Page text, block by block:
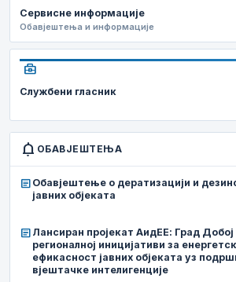
Сервисне информације
Обавјештења и информације
business_center
Службени гласник
notifications ОБАВЈЕШТЕЊА
article Обавјештење о дератизацији и
јавних објеката
article Лансиран пројекат АидЕЕ: Град Добој
регионалној иницијативи за
ефикасност јавних објеката уз
вјештачке интелигенције